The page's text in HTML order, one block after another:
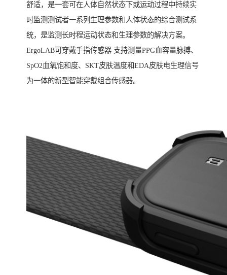
舒适，是一套可在人体自然状态下或运动过程中持续实
时监测测试者一系列生理参数和人体状态的综合测试系
统，是监测长时程运动状态和生理参数的解决方案。
ErgoLAB可穿戴手指传感器 支持测量PPG血容量脉搏、
SpO2血氧饱和度、SKT皮肤温度和EDA皮肤电生理信号
为一体的新型智能穿戴组合传感器。